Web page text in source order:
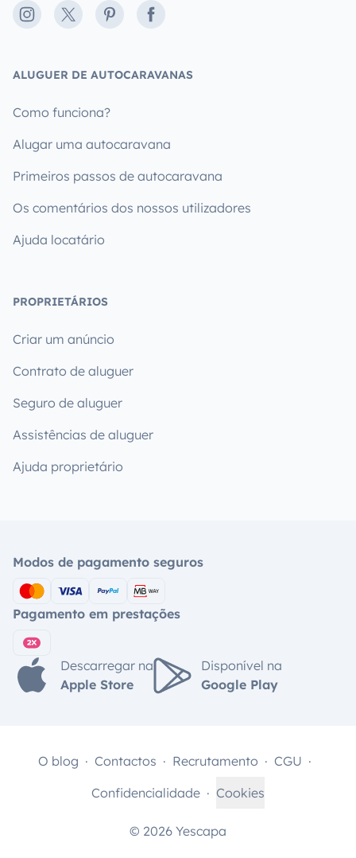
Instagram
X PinterestFacebook
ALUGUER DE AUTOCARAVANAS
Como funciona?
Alugar uma autocaravana
Primeiros passos de autocaravana
Os comentários dos nossos utilizadores
Ajuda locatário
PROPRIETÁRIOS
Criar um anúncio
Contrato de aluguer
Seguro de aluguer
Assistências de aluguer
Ajuda proprietário
Modos de pagamento seguros
Pagamento em prestações
Descarregar na
Apple Store
Disponível na
Google Play
© 2026 Yescapa
O blog Contactos Recrutamento
CGU
Confidencialidade
Cookies